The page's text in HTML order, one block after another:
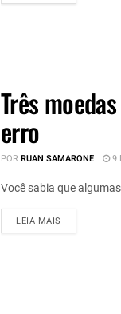
Três
erro
PORRUAN SAMARONE 9
Você sabia que
LEIA MAIS